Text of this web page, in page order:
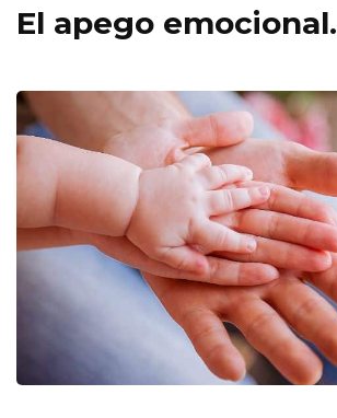
El apego emocional.